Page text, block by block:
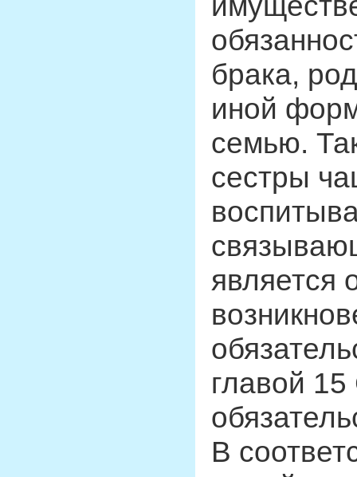
брака,
иной
семью.
сестры
является
главой
В